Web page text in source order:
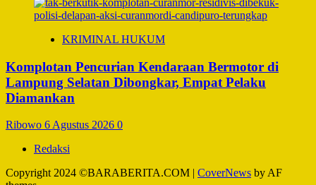
KRIMINAL HUKUM
Komplotan Pencurian Kendaraan Bermotor di
Lampung Selatan Dibongkar, Empat Pelaku
Diamankan
Ribowo 6 Agustus 2026 0
Redaksi
Copyright 2024 ©BARABERITA.COM | CoverNews by AF